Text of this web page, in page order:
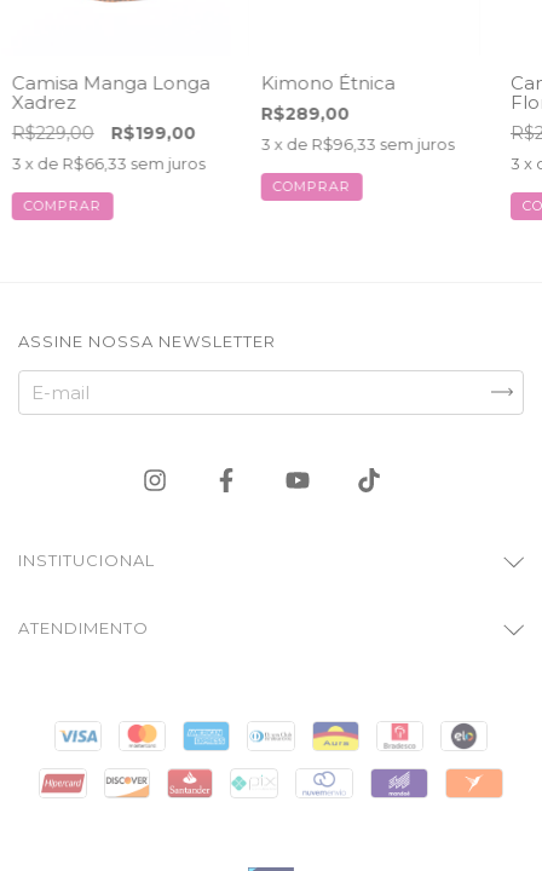
Camisa Manga Longa
Xadrez
R$229,00 R$199,00
3 x de R$66,33 sem juros
COMPRAR
Kimono Étnica
R$289,00
3 x de R$96,33 sem juros
COMPRAR
3 x
ASSINE NOSSA NEWSLETTER
INSTITUCIONAL
ATENDIMENTO